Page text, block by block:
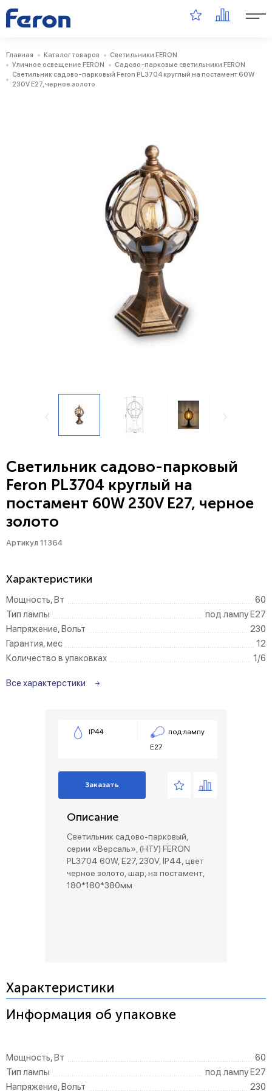
Главная Каталог товаров
Светильники FERON
Уличное освещение FERON
Садово-парковые светильники FERON
Светильник садово-парковый Feron PL3704 круглый на постамент 60W
230V E27, черное золото
Светильник садово-парковый
Feron PL3704 круглый на
постамент 60W 230V E27, черное
золото
Артикул 11364
Характеристики
Мощность, Вт
60
Тип лампы
под лампу Е27
Напряжение, Вольт
230
Гарантия, мес
12
Количество в упаковках
1/6
Все характерстики
IP44
под лампу
Е27
Заказать
Описание
Светильник садово-парковый,
серии «Версаль», (НТУ) FERON
PL3704 60W, E27, 230V, IP44, цвет
черное золото, шар, на постамент,
180*180*380мм
Характеристики
Информация об упаковке
Мощность, Вт
60
Тип лампы
под лампу Е27
Напряжение, Вольт
230